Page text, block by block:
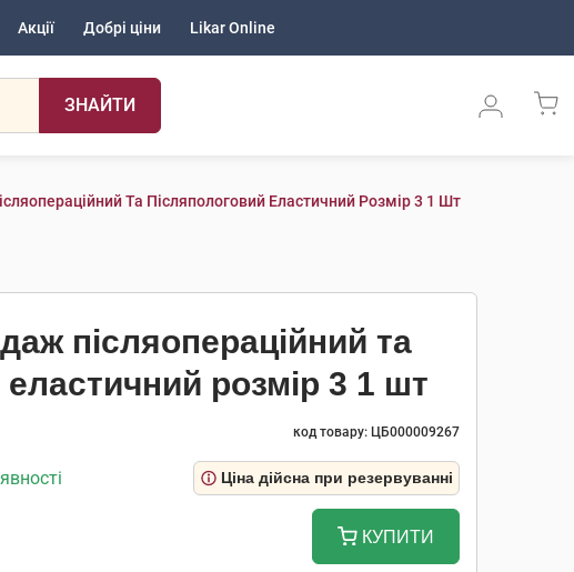
Акції Добрі ціни Likar Online
ЗНАЙТИ
Та Післяпологовий Еластичний Розмір 3 1 Шт
післяопераційний та
розмір 3 1 шт
код товару: ЦБ000009267
Ціна дійсна при резервуванні
КУПИТИ